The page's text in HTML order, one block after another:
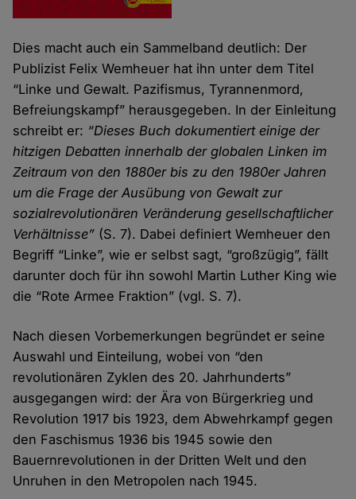
Dies macht auch ein Sammelband deutlich: Der
Publizist Felix Wemheuer hat ihn unter dem Titel
“Linke und Gewalt. Pazifismus, Tyrannenmord,
Befreiungskampf” herausgegeben. In der Einleitung
schreibt er: “Dieses Buch dokumentiert einige der
hitzigen Debatten innerhalb der globalen Linken im
Zeitraum von den 1880er bis zu den 1980er Jahren
um die Frage der Ausübung von Gewalt zur
sozialrevolutionären Veränderung gesellschaftlicher
Verhältnisse” (S. 7). Dabei definiert Wemheuer den
Begriff “Linke”, wie er selbst sagt, “großzügig”, fällt
darunter doch für ihn sowohl Martin Luther King wie
die “Rote Armee Fraktion” (vgl. S. 7).
Nach diesen Vorbemerkungen begründet er seine
Auswahl und Einteilung, wobei von “den
revolutionären Zyklen des 20. Jahrhunderts”
ausgegangen wird: der Ära von Bürgerkrieg und
Revolution 1917 bis 1923, dem Abwehrkampf gegen
den Faschismus 1936 bis 1945 sowie den
Bauernrevolutionen in der Dritten Welt und den
Unruhen in den Metropolen nach 1945.